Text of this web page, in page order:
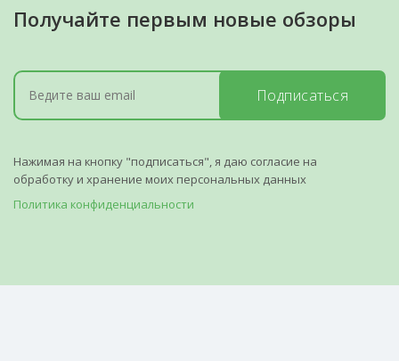
Получайте первым новые обзоры
Подписаться
Нажимая на кнопку "подписаться", я даю согласие на
обработку и хранение моих персональных данных
Политика конфиденциальности